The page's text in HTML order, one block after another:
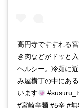
高円寺ですすれる
き肉などがドッと
ヘルシー。冷麺に
み屋横丁の中にあ
います
#宮崎辛麺 #5辛 #